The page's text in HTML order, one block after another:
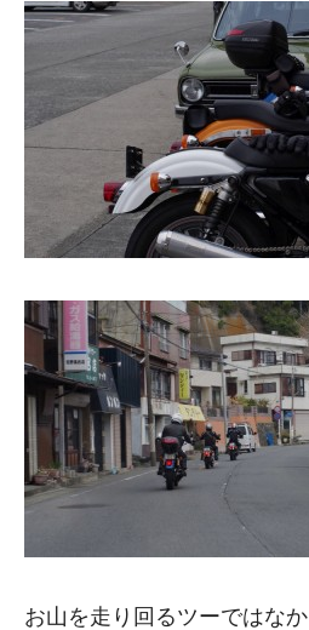
お山を走り回るツーではな